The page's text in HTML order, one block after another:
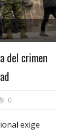
del crimen
0
exige